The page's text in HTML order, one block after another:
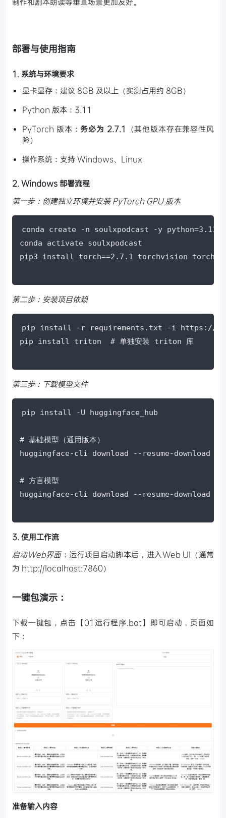
部署与使用指南
1. 系统与环境要求
显卡显存：建议 8GB 及以上（实测占用约 8GB）
Python 版本：3.11
PyTorch 版本：务必为 2.7.1
（其他版本存在兼容性风
险）
操作系统：支持 Windows、Linux
2. Windows 部署流程
第一步：创建独立环境并安装 PyTorch GPU 版本
conda create -n soulxpodcast -y python=3.11
conda activate soulxpodcast
第二步：安装项目依赖
pip install -r requirements.txt -i https://
第三步：下载模型文件
pip install -U huggingface_hub
# 基础模型（通用版本）
huggingface-cli download --resume-download
# 方言模型
3. 使用工作流
启动Web界面：运行项目启动脚本后，进入Web UI（通常
为 http://localhost:7860）
一键包演示：
下载一键包，点击【01运行程序.bat】即可启动，页面如
下：
准备输入内容